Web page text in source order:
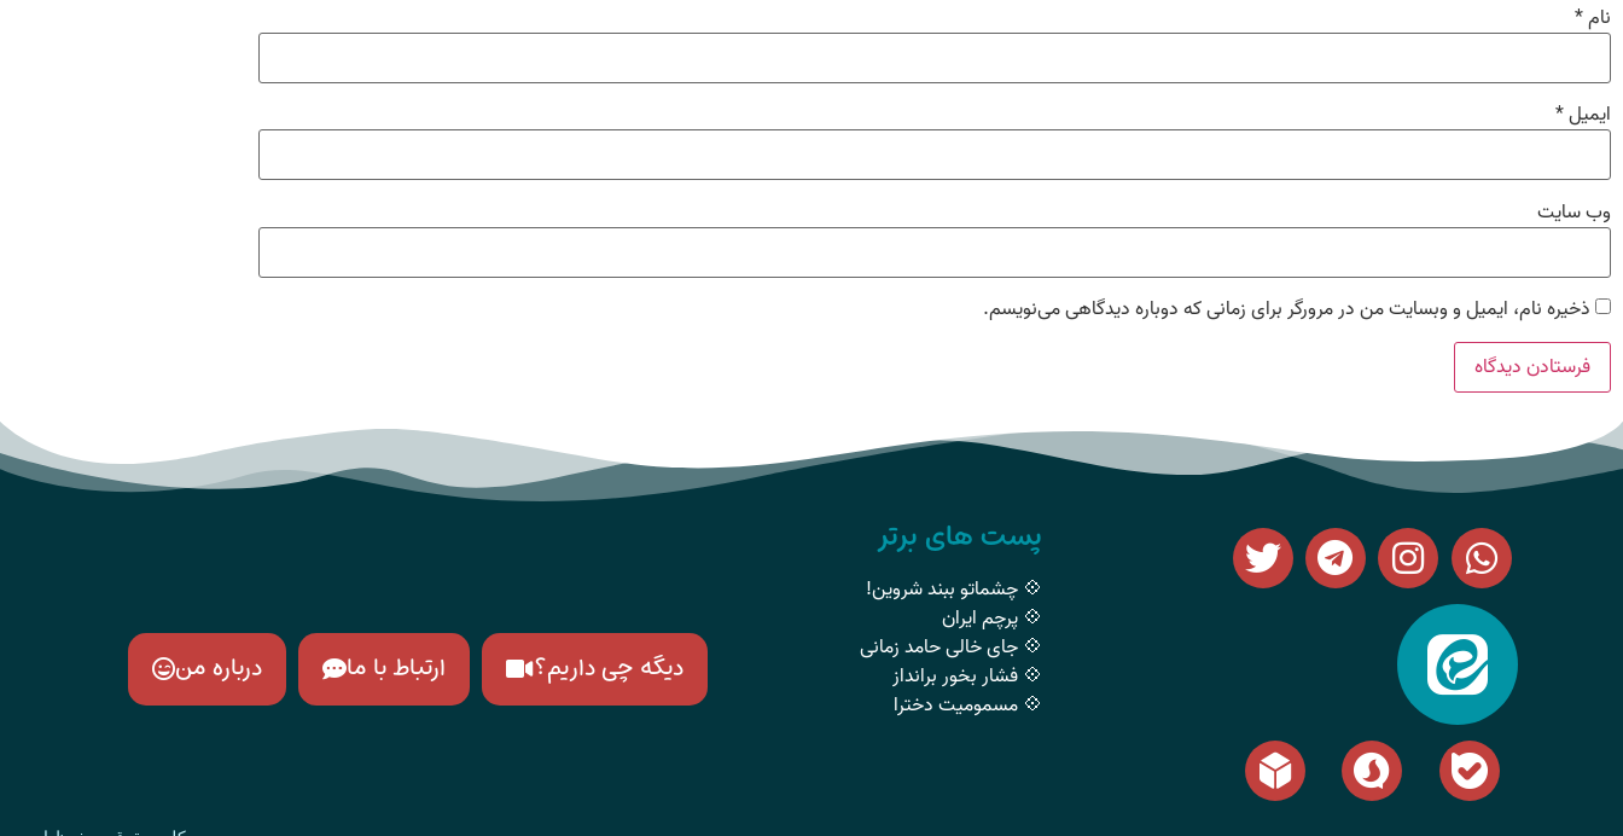
نام*
ایمیل*
وب‌ سایت
ذخیره نام، ایمیل و وبسایت من در مرورگر برای زمانی که دوباره دیدگاهی می‌نویسم.
پست های برتر
💠 چشماتو ببند شروین!
💠 پرچم ایران
💠 جای خالی حامد زمانی
💠 فشار بخور برانداز
💠 مسمومیت دخترا
دیگه چی داریم؟ ارتباط با ما درباره من